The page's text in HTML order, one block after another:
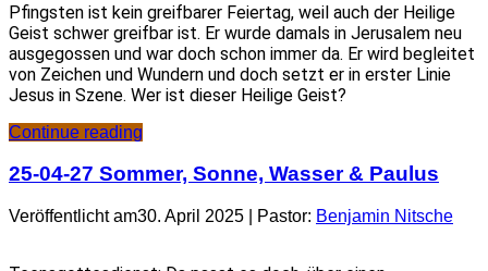
Pfingsten ist kein greifbarer Feiertag, weil auch der Heilige
Geist schwer greifbar ist. Er wurde damals in Jerusalem neu
ausgegossen und war doch schon immer da. Er wird begleitet
von Zeichen und Wundern und doch setzt er in erster Linie
Jesus in Szene. Wer ist dieser Heilige Geist?
Continue reading
25-04-27 Sommer, Sonne, Wasser & Paulus
Veröffentlicht am30. April 2025 | Pastor: Benjamin Nitsche